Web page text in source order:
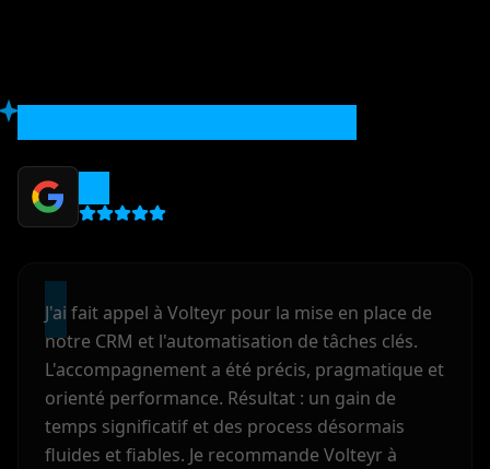
"
J'ai fait appel à Volteyr pour la mise en place de
notre CRM et l'automatisation de tâches clés.
L'accompagnement a été précis, pragmatique et
orienté performance. Résultat : un gain de
temps significatif et des process désormais
fluides et fiables. Je recommande Volteyr à